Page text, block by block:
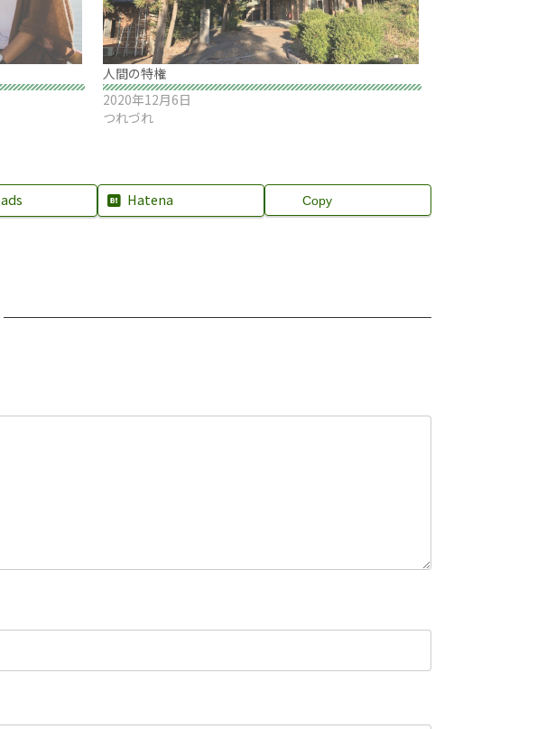
人間の特権
2020年12月6日
つれづれ
Hatena Copy